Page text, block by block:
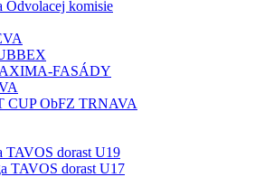
Odvolacej komisie
FASÁDY
CUP ObFZ TRNAVA
TAVOS dorast U19
TAVOS dorast U17